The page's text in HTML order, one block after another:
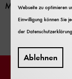
Museumsinsel.
Webseite zu optimieren
Einwilligung können Sie
der
Ablehnen